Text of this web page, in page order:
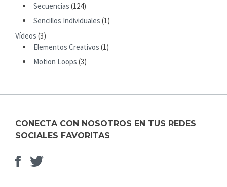
Secuencias (124)
Sencillos Individuales (1)
Vídeos (3)
Elementos Creativos (1)
Motion Loops (3)
CONECTA CON NOSOTROS EN TUS REDES
SOCIALES FAVORITAS
Facebook
Elemento